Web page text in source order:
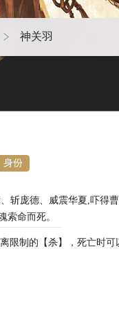
神关羽
身份
斩庞德、威震华夏,吓得
索命而死。
限制的【杀】，死亡时